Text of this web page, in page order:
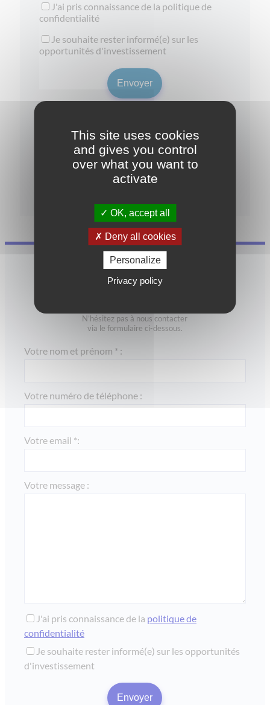
J'ai pris connaissance de la politique de
confidentialité
Je souhaite rester informé(e) sur les
opportunités d'investissement
Garanties et réglementations
CONTACTEZ-NOUS
N’hésitez pas à nous contacter
via le formulaire ci-dessous.
Votre nom et prénom * :
Votre numéro de téléphone :
Votre email *:
Votre message :
J'ai pris connaissance de la politique de
confidentialité
Je souhaite rester informé(e) sur les opportunités
d'investissement
This site uses cookies
and gives you control
over what you want to
activate
OK, accept all
Deny all cookies
Personalize
Privacy policy